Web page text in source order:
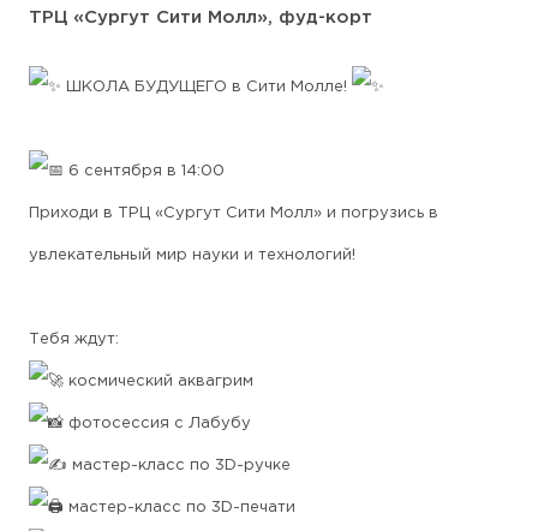
ТРЦ «Сургут Сити Молл», фуд-корт
ШКОЛА БУДУЩЕГО в Сити Молле!
6 сентября в 14:00
Приходи в ТРЦ «Сургут Сити Молл» и погрузись в
увлекательный мир науки и технологий!
Тебя ждут:
космический аквагрим
фотосессия с Лабубу
мастер-класс по 3D-ручке
мастер-класс по 3D-печати